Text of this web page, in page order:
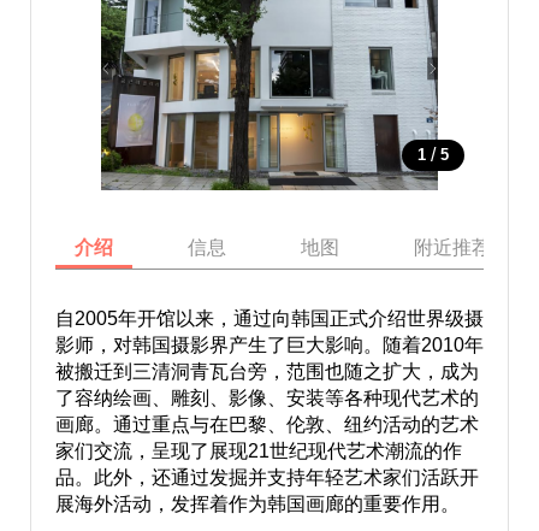
1 / 5
介绍 信息 地图 附近推荐景点
自2005年开馆以来，通过向韩国正式介绍世界级摄
影师，对韩国摄影界产生了巨大影响。随着2010年
被搬迁到三清洞青瓦台旁，范围也随之扩大，成为
了容纳绘画、雕刻、影像、安装等各种现代艺术的
画廊。通过重点与在巴黎、伦敦、纽约活动的艺术
家们交流，呈现了展现21世纪现代艺术潮流的作
品。此外，还通过发掘并支持年轻艺术家们活跃开
展海外活动，发挥着作为韩国画廊的重要作用。